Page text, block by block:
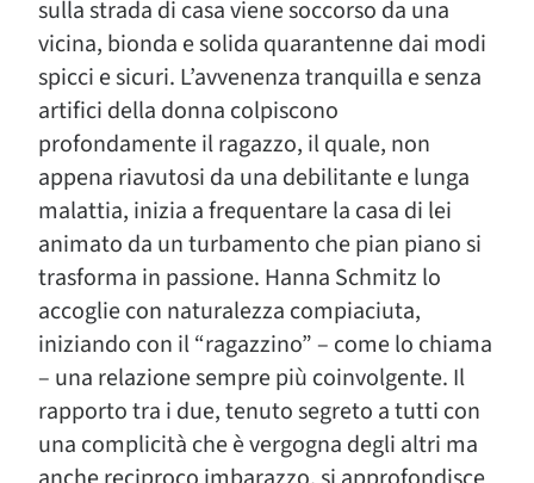
sulla strada di casa viene soccorso da una
vicina, bionda e solida quarantenne dai modi
spicci e sicuri. L’avvenenza tranquilla e senza
artifici della donna colpiscono
profondamente il ragazzo, il quale, non
appena riavutosi da una debilitante e lunga
malattia, inizia a frequentare la casa di lei
animato da un turbamento che pian piano si
trasforma in passione. Hanna Schmitz lo
accoglie con naturalezza compiaciuta,
iniziando con il “ragazzino” – come lo chiama
– una relazione sempre più coinvolgente. Il
rapporto tra i due, tenuto segreto a tutti con
una complicità che è vergogna degli altri ma